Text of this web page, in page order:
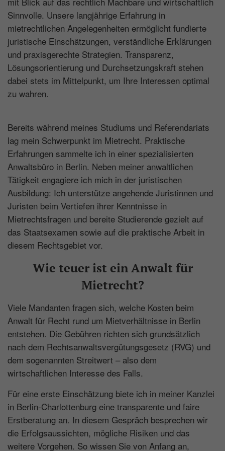
Sinnvolle. Unsere langjährige Erfahrung in
mietrechtlichen Angelegenheiten ermöglicht fundierte
juristische Einschätzungen, verständliche Erklärungen
und praxisgerechte Strategien. Transparenz,
Lösungsorientierung und Durchsetzungskraft stehen
dabei stets im Mittelpunkt, um Ihre Interessen optimal
zu wahren.
Bereits während meines Studiums und Referendariats
lag mein Schwerpunkt im Mietrecht. Praktische
Erfahrungen sammelte ich in einer spezialisierten
Anwaltsbüro in Berlin. Neben meiner anwaltlichen
Tätigkeit engagiere ich mich in der juristischen
Ausbildung: Ich unterstütze angehende Juristinnen und
Juristen beim Vertiefen ihrer Kenntnisse in
Mietrechtsfragen und bereite Studierende gezielt auf
das Staatsexamen sowie auf die praktische Arbeit in
diesem Rechtsgebiet vor.
Wie teuer ist ein Anwalt für
Mietrecht?
Viele Mandanten fragen sich, welche Kosten beim
Anwalt für Recht rund um Mietverhältnisse in Berlin
entstehen. Die Gebühren richten sich grundsätzlich
nach dem Rechtsanwaltsvergütungsgesetz (RVG) und
dem sogenannten Streitwert – also dem
wirtschaftlichen Interesse des Falls.
Für eine erste Einschätzung biete ich in meiner Kanzlei
in Berlin-Charlottenburg eine transparente und faire
Erstberatung an. In diesem Gespräch besprechen wir
die Erfolgsaussichten, mögliche Risiken und das
weitere Vorgehen. So wissen Sie von Anfang an,
consent_manager(Datenschutz Cookie)
Speichert Ihre Cookie-Entscheidungen aus
dieser Cookie-Verwaltung.
Laufzeit: 1 Jahr
Anbieter: Diese Website
Datenschutzerklärung
Statistik Cookies erfassen Informationen
anonym. Diese Informationen helfen uns zu
verstehen, wie unsere Besucher unsere
Website nutzen.
_ga(Google Tag Manager)
Speichert für jeden Besucher der Website
eine anonyme ID. Anhand der ID können
Seitenaufrufe einem Besucher zugeordnet
werden.
Laufzeit: 2 Jahre
Anbieter: Google
_gat (Google Tag Manager)
Verhindert, dass in zu schneller Folge Daten
an den Analytics Server übertragen werden.
Laufzeit: 1 Tag
Anbieter: Google
Datenschutzerklärung
_gid(Google Tag Manager)
Speichert für jeden Besucher der Website
eine anonyme ID. Anhand der ID können